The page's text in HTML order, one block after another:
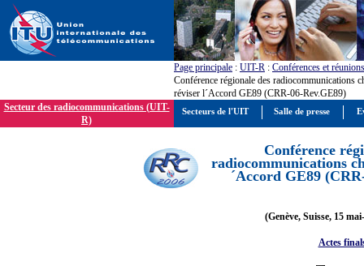
Page principale : UIT-R : Conférences et réunions
Conférence régionale des radiocommunications
réviser l´Accord GE89 (CRR-06-Rev.GE89)
Secteur des radiocommunications (UIT-
R)
Conférence
radiocommunications
´Accord GE89
(Genève, Suisse, 15
Actes
Secteurs de l'UIT Salle de presse